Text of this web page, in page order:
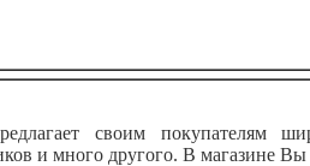
своим покупателям
и много другого. В магазине Вы